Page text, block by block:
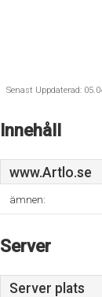
Senast Uppdaterad:
Innehåll
www.Artlo.se
ämnen:
Server
Server plats